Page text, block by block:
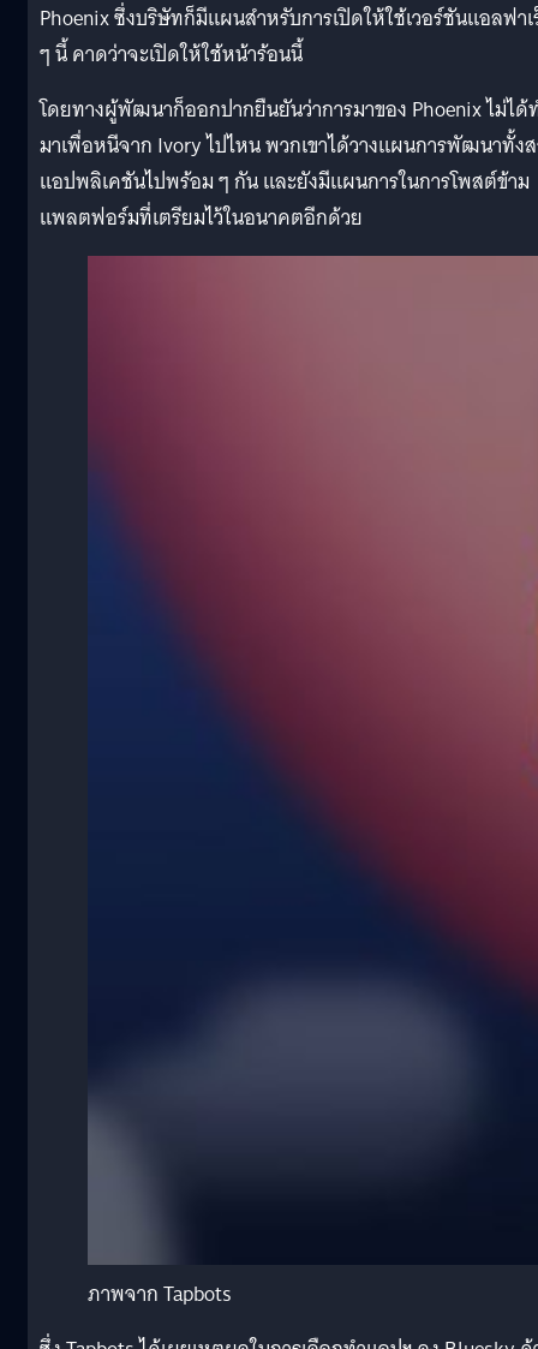
Phoenix ซึ่งบริษัทก็มีแผนสำหรับการเปิดให้ใช้เวอร์ชันแอลฟาเ
ๆ นี้ คาดว่าจะเปิดให้ใช้หน้าร้อนนี้
โดยทางผู้พัฒนาก็ออกปากยืนยันว่าการมาของ Phoenix ไม่ได้
มาเพื่อหนีจาก Ivory ไปไหน พวกเขาได้วางแผนการพัฒนาทั้ง
แอปพลิเคชันไปพร้อม ๆ กัน และยังมีแผนการในการโพสต์ข้าม
แพลตฟอร์มที่เตรียมไว้ในอนาคตอีกด้วย
ภาพจาก Tapbots